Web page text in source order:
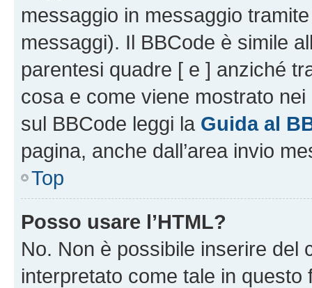
messaggio in messaggio
messaggi). Il BBCode è simile
parentesi quadre [ e ] anziché
cosa e come viene mostrato
sul BBCode leggi la Guida al
pagina, anche dall’area invio
Top
Posso usare l’HTML?
No. Non è possibile inserire del
interpretato come tale in